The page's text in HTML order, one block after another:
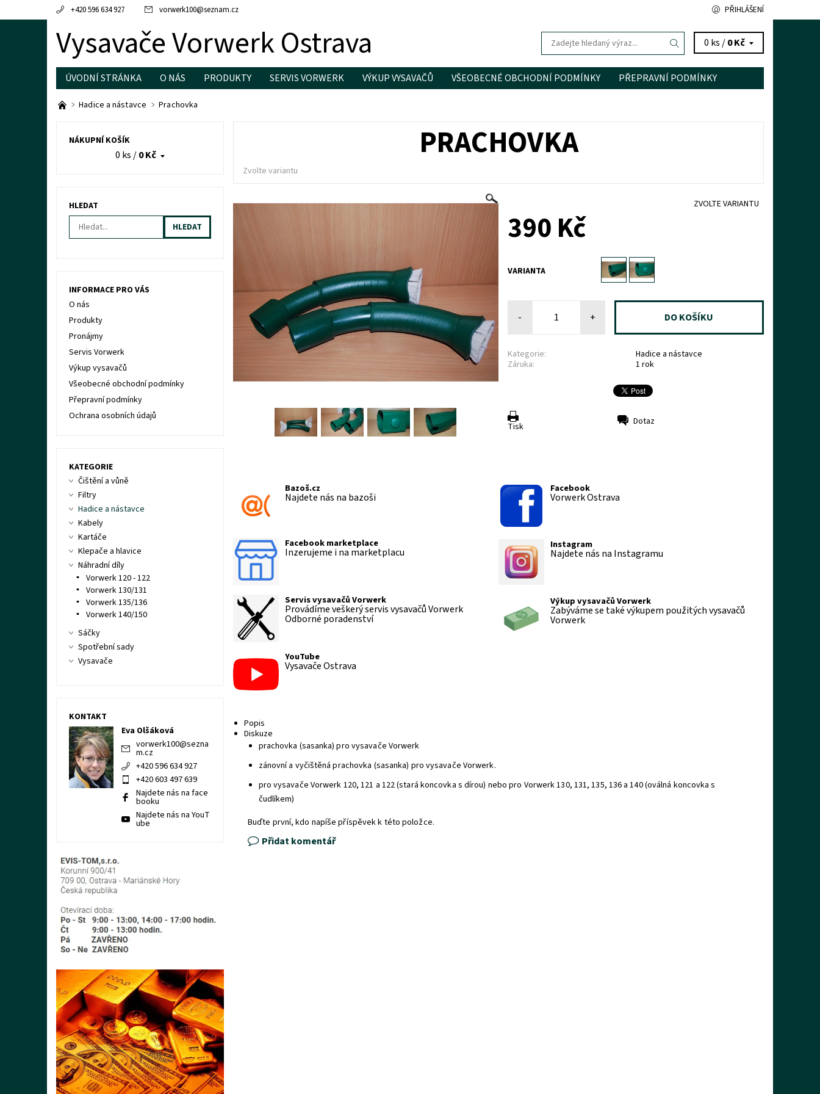
+420 596 634 927 vorwerk100@seznam.cz PŘIHLÁŠENÍ
Vysavače Vorwerk Ostrava 0 ks /0 Kč
ÚVODNÍ STRÁNKA O NÁS PRODUKTY SERVIS VORWERK VÝKUP VYSAVAČŮ VŠEOBECNÉ OBCHODNÍ PODMÍNKY
PŘEPRAVNÍ PODMÍNKY
OCHRANA OSOBNÍCH ÚDAJŮ
Hadice a nástavce Prachovka
PRACHOVKA
Zvolte variantu
ZVOLTE VARIANTU
390 Kč
VARIANTA
- +
Kategorie:
Hadice a nástavce
Záruka:
1 rok
Tisk Dotaz
Bazoš.cz
Najdete nás na bazoši
Facebook
Vorwerk Ostrava
Facebook marketplace
Inzerujeme i na marketplacu
Instagram
Najdete nás na Instagramu
Servis vysavačů Vorwerk
Provádíme veškerý servis vysavačů Vorwerk
Odborné poradenství
Výkup vysavačů Vorwerk
Zabýváme se také výkupem použitých vysavačů
Vorwerk
YouTube
Vysavače Ostrava
Popis
Diskuze
prachovka (sasanka) pro vysavače Vorwerk
zánovní a vyčištěná prachovka (sasanka) pro vysavače Vorwerk.
pro vysavače Vorwerk 120, 121 a 122 (stará koncovka s dírou) nebo pro Vorwerk 130, 131, 135, 136 a 140 (oválná koncovka s
čudlíkem)
Buďte první, kdo napíše příspěvek k této položce.
Přidat komentář
NÁKUPNÍ KOŠÍK
0 ks /0 Kč
HLEDAT
INFORMACE PRO VÁS
O nás
Produkty
Pronájmy
Servis Vorwerk
Výkup vysavačů
Všeobecné obchodní podmínky
Přepravní podmínky
Ochrana osobních údajů
KATEGORIE
Čištění a vůně
Filtry
Hadice a nástavce
Kabely
Kartáče
Klepače a hlavice
Náhradní díly
Vorwerk 120 - 122
Vorwerk 130/131
Vorwerk 135/136
Vorwerk 140/150
Sáčky
Spotřební sady
Vysavače
KONTAKT
Eva Olšáková
vorwerk100@sezna
m.cz
+420 596 634 927
+420 603 497 639
Najdete nás na face
booku
Najdete nás na YouT
ube